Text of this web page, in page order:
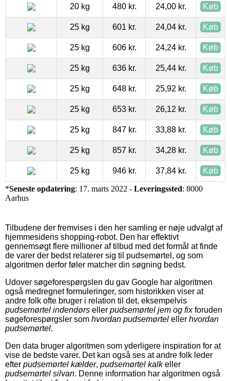
20 kg 480 kr. 24,00 kr. Køb
25 kg 601 kr. 24,04 kr. Køb
25 kg 606 kr. 24,24 kr. Køb
25 kg 636 kr. 25,44 kr. Køb
25 kg 648 kr. 25,92 kr. Køb
25 kg 653 kr. 26,12 kr. Køb
25 kg 847 kr. 33,88 kr. Køb
25 kg 857 kr. 34,28 kr. Køb
25 kg 946 kr. 37,84 kr. Køb
*Seneste opdatering: 17. marts 2022 - Leveringssted: 8000
Aarhus
Tilbudene der fremvises i den her samling er nøje udvalgt af
hjemmesidens shopping-robot. Den har effektivt
gennemsøgt flere millioner af tilbud med det formål at finde
de varer der bedst relaterer sig til pudsemørtel, og som
algoritmen derfor føler matcher din søgning bedst.
Udover søgeforespørgslen du gav Google har algoritmen
også medregnet formuleringer, som historikken viser at
andre folk ofte bruger i relation til det, eksempelvis
pudsemørtel indendørs eller pudsemørtel jem og fixforuden
søgeforespørgsler som hvordan pudsemørtel eller hvordan
pudsemørtel.
Den data bruger algoritmen som yderligere inspiration for at
vise de bedste varer. Det kan også ses at andre folk leder
efter pudsemørtel kælder, pudsemørtel kalkeller
pudsemørtel silvan. Denne information har algoritmen også